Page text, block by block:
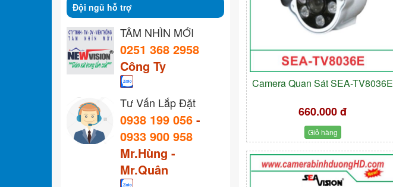
Camera Quan Sát SEA-TV8036E
660.000 đ
Giỏ hàng
Đội ngũ hỗ trợ
TẦM NHÌN MỚI
0251 368 2958
Công Ty
Tư Vấn Lắp Đặt
0938 199 056 -
0933 900 958
Mr.Hùng -
Mr.Quân